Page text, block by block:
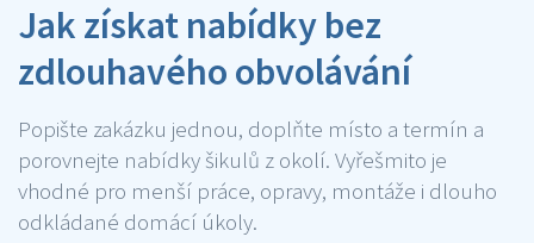
Jak získat nabídky bez
zdlouhavého obvolávání
Popište zakázku jednou, doplňte místo a termín a
porovnejte nabídky šikulů z okolí. Vyřešmito je
vhodné pro menší práce, opravy, montáže i dlouho
odkládané domácí úkoly.